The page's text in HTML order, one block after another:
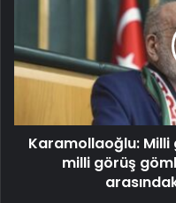
Karamollaoğlu: Milli
milli görüş